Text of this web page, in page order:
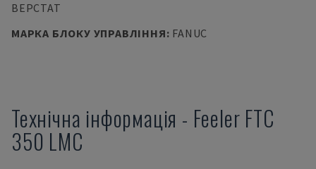
ВЕРСТАТ
МАРКА БЛОКУ УПРАВЛІННЯ: FANUC
Технічна інформація - Feeler FTC
350 LMC